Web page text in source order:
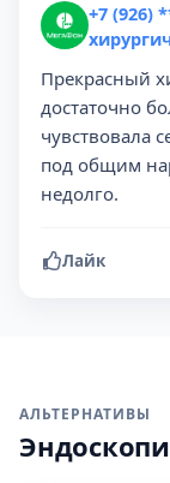
+7 (926)
Прекрасный
достаточно
чувствовала
под общим
недолго.
Лайк
АЛЬТЕРНАТИВЫ